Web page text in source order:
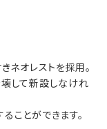
ネオレストを採用。
して新設しなけれ
ことができます。